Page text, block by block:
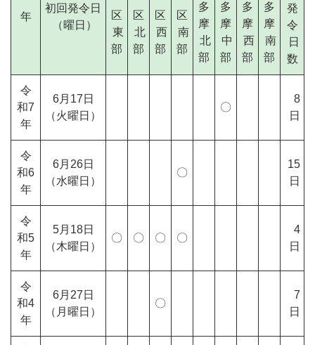
年
初回発令日
（曜日）
発
令
日
数
区
東
部
区
北
部
区
西
部
区
南
部
多
摩
北
部
多
摩
中
部
多
摩
西
部
多
摩
南
部
令
和7
年
6月17日
（火曜日）
〇
8
日
令
和6
年
6月26日
（水曜日）
〇
15
日
令
和5
年
5月18日
（木曜日）
〇 〇 〇 〇
4
日
令
和4
年
6月27日
（月曜日）
〇
7
日